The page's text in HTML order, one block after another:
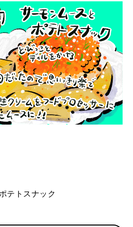
号「お酒の新常識。」
テトスナック